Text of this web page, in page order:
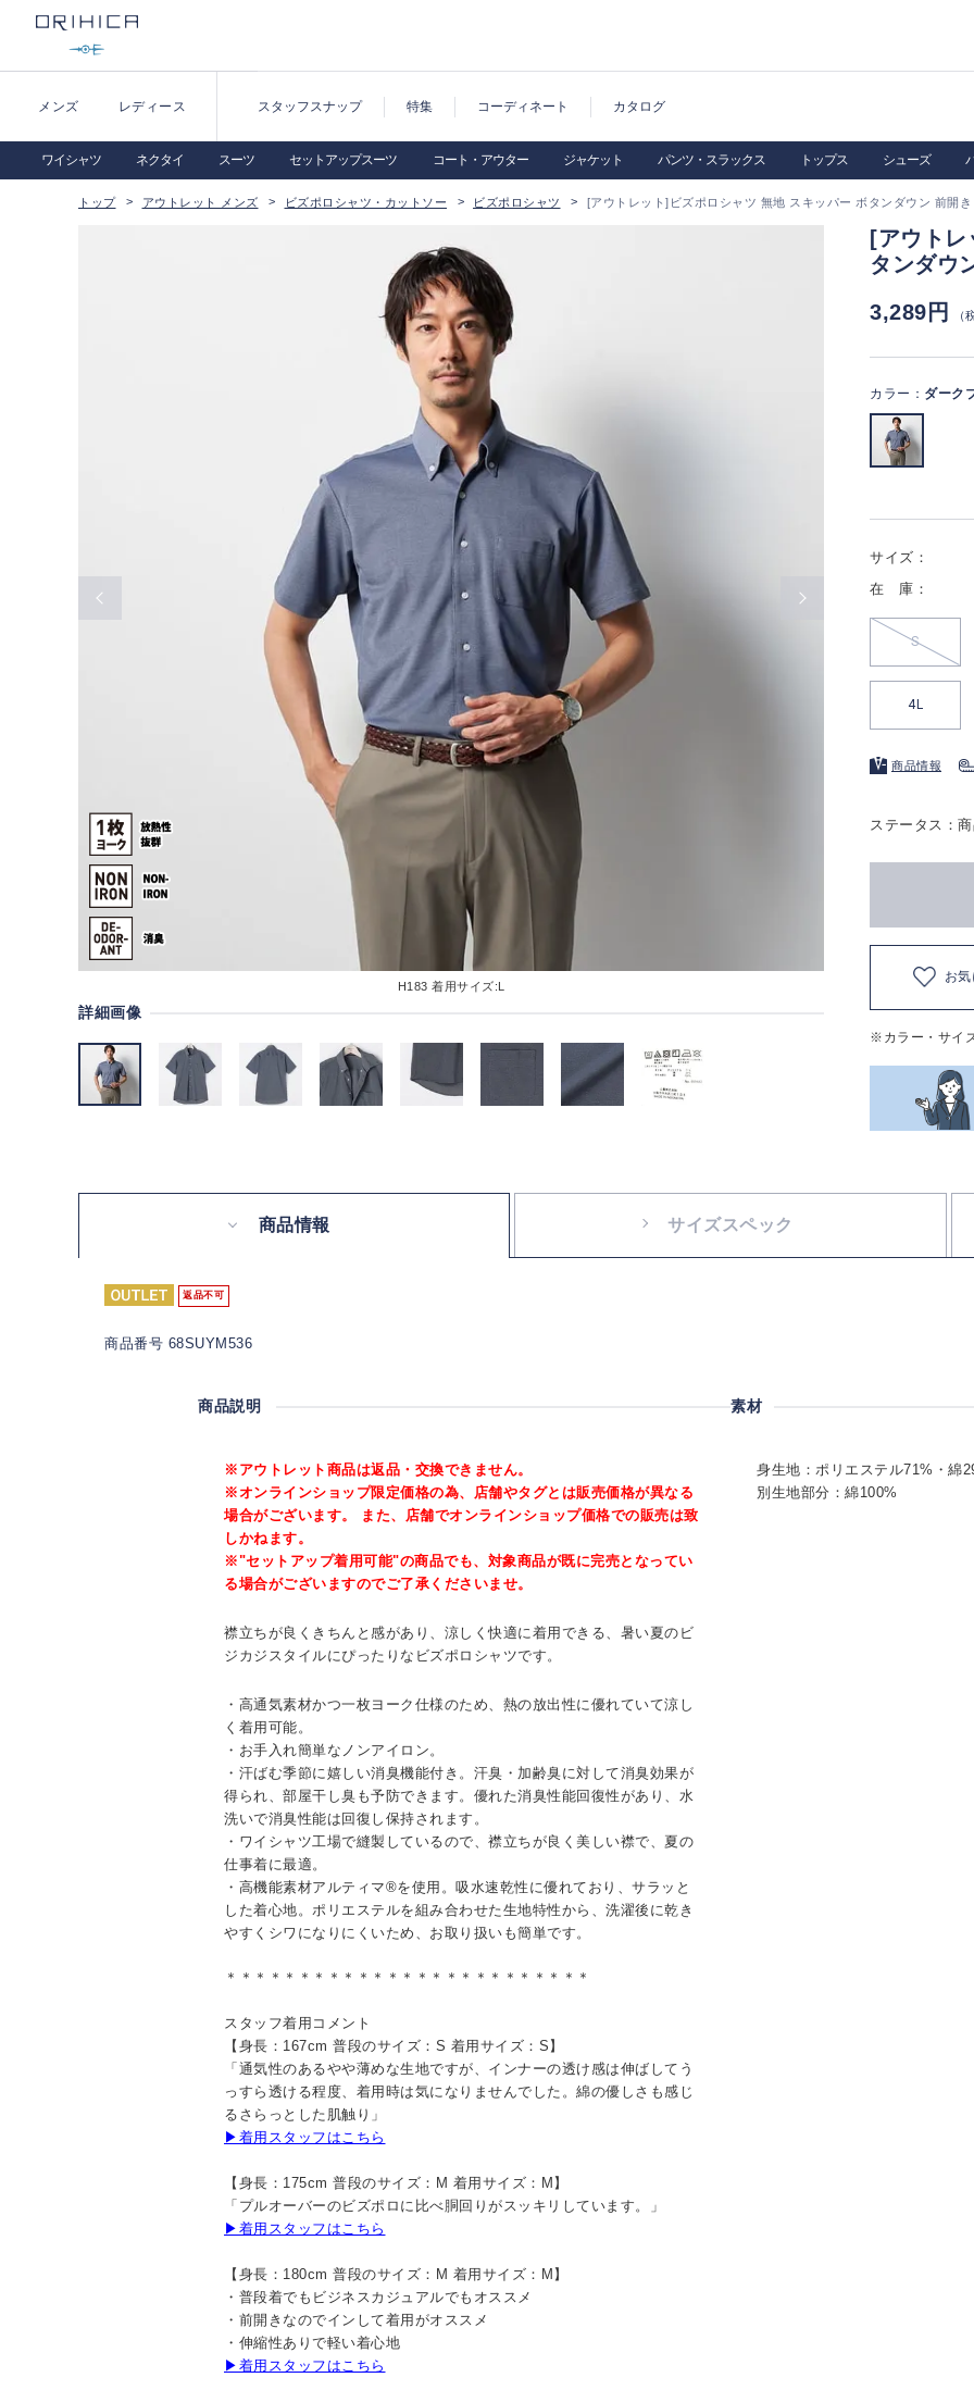
メンズ レディース スタッフスナップ 特集 コーディネート カタログ
ワイシャツ ネクタイ スーツ セットアップスーツ コート・アウター ジャケット パンツ・スラックス トップス シューズ
トップ アウトレット メンズ ビズポロシャツ・カットソー ビズポロシャツ [アウトレット]ビズポロシャツ 無地 スキッパー ボタンダウン 前開き
H183 着用サイズ:L
詳細画像
[アウト
タンダウ
3,289円
（
カラー： ダーク
サイズ：
在 庫：
S
4L
商品情報
ステータス：
お
※カラー・サイ
商品情報 サイズスペック
返品不可
商品番号 68SUYM536
商品説明
※アウトレット商品は返品・交換できません。
※オンラインショップ限定価格の為、店舗やタグとは販売価格が異なる
場合がございます。 また、店舗でオンラインショップ価格での販売は致
しかねます。
※"セットアップ着用可能"の商品でも、対象商品が既に完売となってい
る場合がございますのでご了承くださいませ。
襟立ちが良くきちんと感があり、涼しく快適に着用できる、暑い夏のビ
ジカジスタイルにぴったりなビズポロシャツです。
・高通気素材かつ一枚ヨーク仕様のため、熱の放出性に優れていて涼し
く着用可能。
・お手入れ簡単なノンアイロン。
・汗ばむ季節に嬉しい消臭機能付き。汗臭・加齢臭に対して消臭効果が
得られ、部屋干し臭も予防できます。優れた消臭性能回復性があり、水
洗いで消臭性能は回復し保持されます。
・ワイシャツ工場で縫製しているので、襟立ちが良く美しい襟で、夏の
仕事着に最適。
・高機能素材アルティマ®を使用。吸水速乾性に優れており、サラッと
した着心地。ポリエステルを組み合わせた生地特性から、洗濯後に乾き
やすくシワになりにくいため、お取り扱いも簡単です。
＊＊＊＊＊＊＊＊＊＊＊＊＊＊＊＊＊＊＊＊＊＊＊＊＊
スタッフ着用コメント
【身長：167cm 普段のサイズ：S 着用サイズ：S】
「通気性のあるやや薄めな生地ですが、インナーの透け感は伸ばしてう
っすら透ける程度、着用時は気になりませんでした。綿の優しさも感じ
るさらっとした肌触り」
▶着用スタッフはこちら
【身長：175cm 普段のサイズ：M 着用サイズ：M】
「プルオーバーのビズポロに比べ胴回りがスッキリしています。」
▶着用スタッフはこちら
【身長：180cm 普段のサイズ：M 着用サイズ：M】
・普段着でもビジネスカジュアルでもオススメ
・前開きなのでインして着用がオススメ
・伸縮性ありで軽い着心地
▶着用スタッフはこちら
素材
身生地：ポリエステル71%・綿
別生地部分：綿100%